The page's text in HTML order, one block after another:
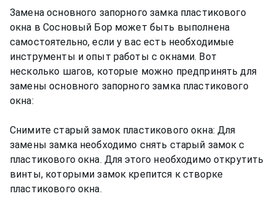
Замена основного запорного замка пластикового
окна в Сосновый Бор может быть выполнена
самостоятельно, если у вас есть необходимые
инструменты и опыт работы с окнами. Вот
несколько шагов, которые можно предпринять для
замены основного запорного замка пластикового
окна:
Снимите старый замок пластикового окна: Для
замены замка необходимо снять старый замок с
пластикового окна. Для этого необходимо открутить
винты, которыми замок крепится к створке
пластикового окна.